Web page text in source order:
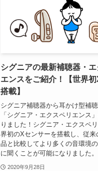
シグニアの最新補聴器・エ
エンスをご紹介！【世界
搭載】
シグニア補聴器から耳かけ型補
「シグニア・エクスペリエンス
りました！シグニア・エクスペ
界初のXセンサーを搭載し、従来
品と比較してより多くの音環境
に聞くことが可能になりました
2020年9月28日